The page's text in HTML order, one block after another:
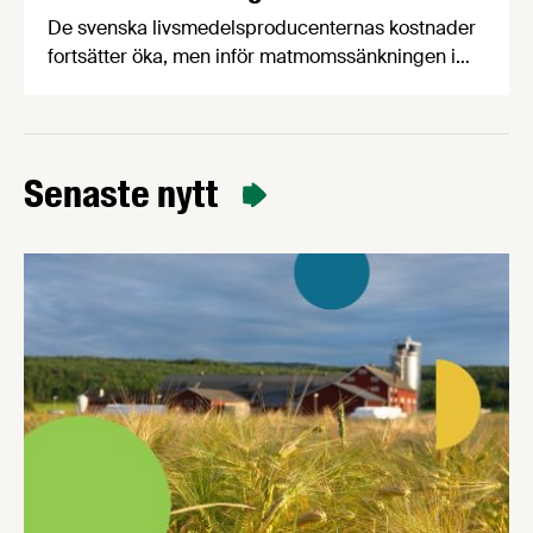
De svenska livsmedelsproducenternas kostnader
fortsätter öka, men inför matmomssänkningen i
producenterna listar de viktigaste
ner EMV från förstaplatsen och lågprisfaktorn
Livsmedelsföretagens konjunkturbrev för Q4
Senaste nytt